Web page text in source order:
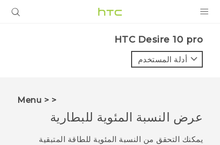
VIVE
VIVERSE
البرامج + التطبيقات
HTC Desire 10 pro‎
أدلة المستخدم
< < Menu
عرض النسبة المئوية للبطارية
يمكنك التحقق من النسبة المئوية للطاقة المتبقية